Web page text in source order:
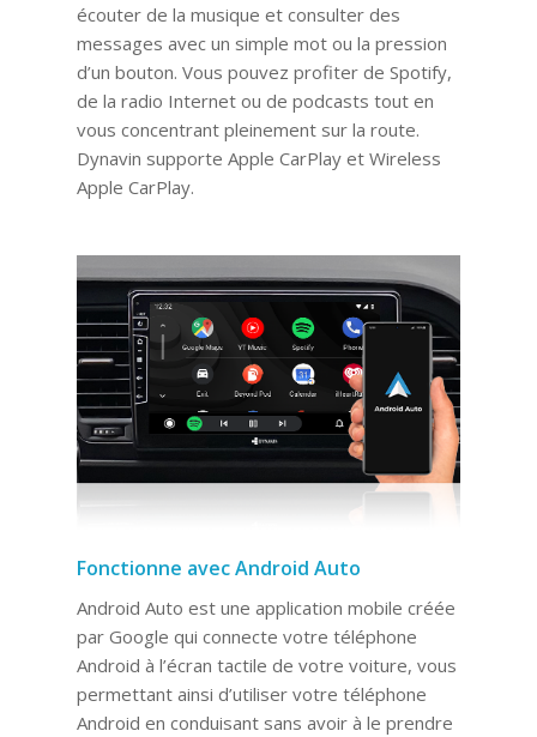
écouter de la musique et consulter des
messages avec un simple mot ou la pression
d’un bouton. Vous pouvez profiter de Spotify,
de la radio Internet ou de podcasts tout en
vous concentrant pleinement sur la route.
Dynavin supporte Apple CarPlay et Wireless
Apple CarPlay.
Fonctionne avec Android Auto
Android Auto est une application mobile créée
par Google qui connecte votre téléphone
Android à l’écran tactile de votre voiture, vous
permettant ainsi d’utiliser votre téléphone
Android en conduisant sans avoir à le prendre